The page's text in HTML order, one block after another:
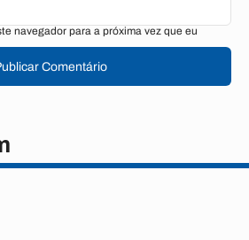
navegador para a próxima vez que eu
Comentário